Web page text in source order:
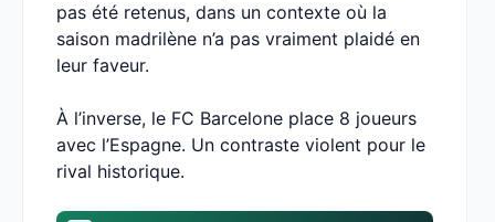
pas été retenus, dans un contexte où la
saison madrilène n’a pas vraiment plaidé en
leur faveur.
À l’inverse, le FC Barcelone place 8 joueurs
avec l’Espagne. Un contraste violent pour le
rival historique.